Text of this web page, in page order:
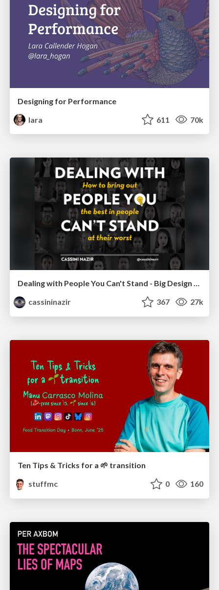
Designing for Performance
lara
611 70k
Dealing with People You Can't Stand - Big Design 2015
cassininazir
367 27k
Ten Tips & Tricks for a 🌱 transition
stuffmc
0 160